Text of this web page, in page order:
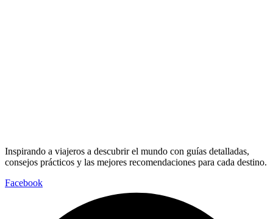
Inspirando a viajeros a descubrir el mundo con guías detalladas,
consejos prácticos y las mejores recomendaciones para cada destino.
Facebook